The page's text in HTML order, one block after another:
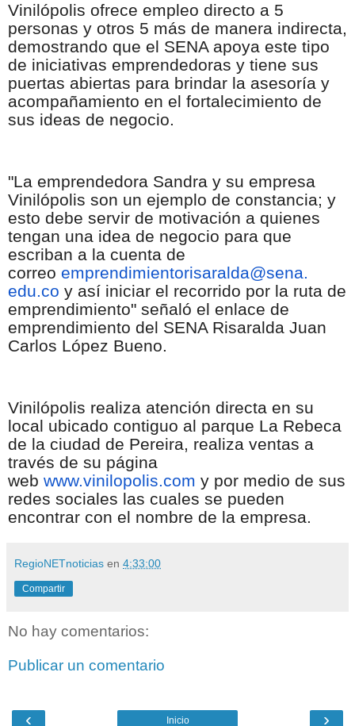
Vinilópolis ofrece empleo directo a 5
personas y otros 5 más de manera indirecta,
demostrando que el SENA apoya este tipo
de iniciativas emprendedoras y tiene sus
puertas abiertas para brindar la asesoría y
acompañamiento en el fortalecimiento de
sus ideas de negocio.
"La emprendedora Sandra y su empresa
Vinilópolis son un ejemplo de constancia; y
esto debe servir de motivación a quienes
tengan una idea de negocio para que
escriban a la cuenta de
correo emprendimientorisaralda@sena.
edu.co y así iniciar el recorrido por la ruta de
emprendimiento" señaló el enlace de
emprendimiento del SENA Risaralda Juan
Carlos López Bueno.
Vinilópolis realiza atención directa en su
local ubicado contiguo al parque La Rebeca
de la ciudad de Pereira, realiza ventas a
través de su página
web www.vinilopolis.com y por medio de sus
redes sociales las cuales se pueden
encontrar con el nombre de la empresa.
RegioNETnoticias en 4:33:00
Compartir
No hay comentarios:
Publicar un comentario
‹ ›
Inicio